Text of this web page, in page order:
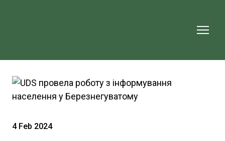
4 Feb 2024